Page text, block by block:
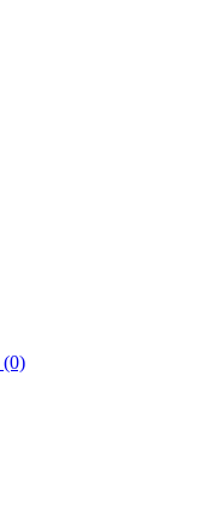
(0)